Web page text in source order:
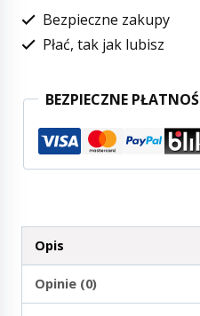
okrągłe,
Grawitacja|
Bezpieczne zakupy
Płać, tak jak lubisz
BEZPIECZNE
Opis
Opinie (0)